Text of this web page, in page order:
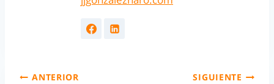
ANTERIOR SIGUIENTE